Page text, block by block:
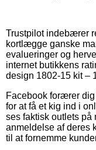
Trustpilot indebærer
kortlægge ganske
evalueringer og
internet butikkens
design 1802-15 kit –
Facebook forærer
for at få et kig ind i
ses faktisk outlets på
anmeldelse af deres
til at fornemme